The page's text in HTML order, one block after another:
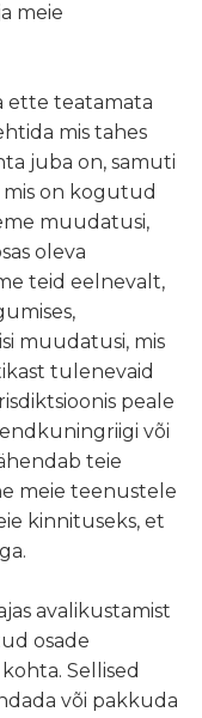
meie
ette teatamata
mis tahes
juba on, samuti
on kogutud
muudatusi,
oleva
teid eelnevalt,
muudatusi, mis
tulenevaid
peale
või
teie
meie teenustele
kinnituseks, et
avalikustamist
osade
Sellised
või pakkuda